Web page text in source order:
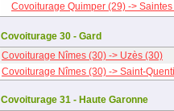
Covoiturage Quimper (29) ->
Covoiturage 30 - Gard
Covoiturage Nîmes (30) -> Uzès (30)
Covoiturage Nîmes (30) -> Saint-
Covoiturage 31 - Haute Garonne